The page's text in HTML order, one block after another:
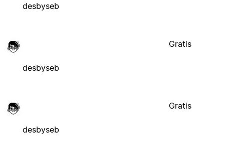
desbyseb
desbyseb
Gratis
desbyseb
Gratis